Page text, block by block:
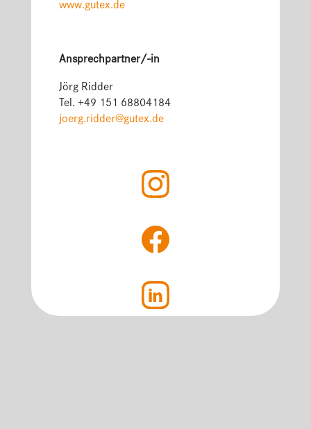
www.gutex.de
Ansprechpartner/-in
Jörg Ridder
Tel. +49 151 68804184
joerg.ridder@gutex.de